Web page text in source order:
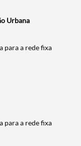
Urbana
para a rede fixa
para a rede fixa